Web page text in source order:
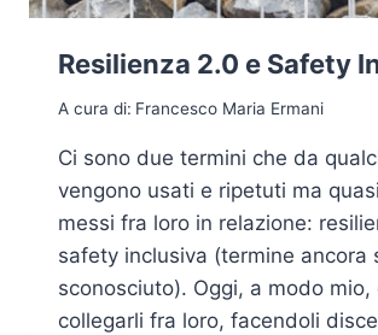
Resilienza 2.0 e Safety
A cura di: Francesco Maria Ermani
Ci sono due termini che da
vengono usati e ripetuti ma
messi fra loro in relazione:
safety inclusiva (termine ancora
sconosciuto). Oggi, a modo mio,
collegarli fra loro, facendoli